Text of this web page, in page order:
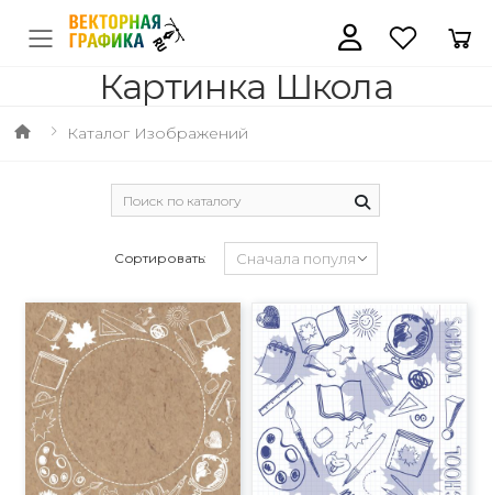
Картинка Школа
Каталог Изображений
Сортировать: